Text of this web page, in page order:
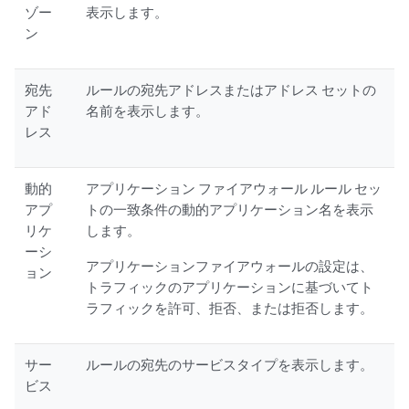
ゾー
ン
表示します。
宛先
アド
レス
ルールの宛先アドレスまたはアドレス セットの
名前を表示します。
動的
アプ
リケ
ーシ
ョン
アプリケーション ファイアウォール ルール セッ
トの一致条件の動的アプリケーション名を表示
します。
アプリケーションファイアウォールの設定は、
トラフィックのアプリケーションに基づいてト
ラフィックを許可、拒否、または拒否します。
サー
ビス
ルールの宛先のサービスタイプを表示します。